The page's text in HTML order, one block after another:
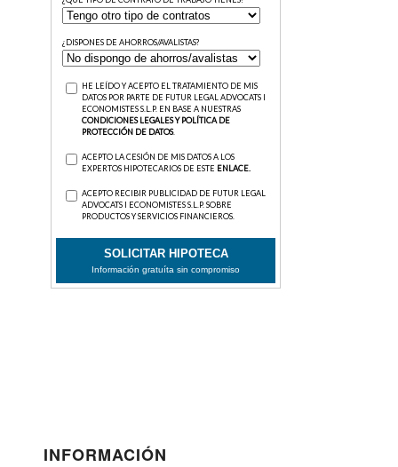
INFORMACIÓN